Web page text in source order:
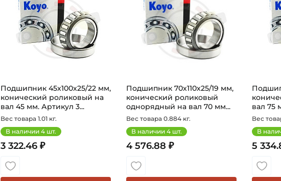
Подшипник 45х100х25/22 мм,
конический роликовый на
вал 45 мм. Артикул 3...
Вес товара 1.01 кг.
В наличии 4 шт.
3 322.46 ₽
Подшипник 70х110х25/19 мм,
конический роликовый
однорядный на вал 70 мм...
Вес товара 0.884 кг.
В наличии 4 шт.
4 576.88 ₽
вал 75
Вес
В
5